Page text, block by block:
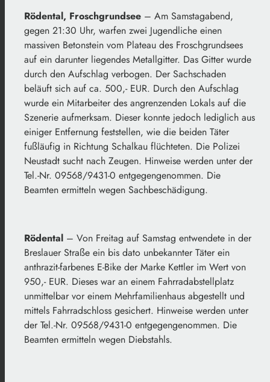
Rödental, Froschgrundsee – Am Samstagabend,
gegen 21:30 Uhr, warfen zwei Jugendliche einen
massiven Betonstein vom Plateau des Froschgrundsees
auf ein darunter liegendes Metallgitter. Das Gitter wurde
durch den Aufschlag verbogen. Der Sachschaden
beläuft sich auf ca. 500,- EUR. Durch den Aufschlag
wurde ein Mitarbeiter des angrenzenden Lokals auf die
Szenerie aufmerksam. Dieser konnte jedoch lediglich aus
einiger Entfernung feststellen, wie die beiden Täter
fußläufig in Richtung Schalkau flüchteten. Die Polizei
Neustadt sucht nach Zeugen. Hinweise werden unter der
Tel.-Nr. 09568/9431-0 entgegengenommen. Die
Beamten ermitteln wegen Sachbeschädigung.
Rödental – Von Freitag auf Samstag entwendete in der
Breslauer Straße ein bis dato unbekannter Täter ein
anthrazit-farbenes E-Bike der Marke Kettler im Wert von
950,- EUR. Dieses war an einem Fahrradabstellplatz
unmittelbar vor einem Mehrfamilienhaus abgestellt und
mittels Fahrradschloss gesichert. Hinweise werden unter
der Tel.-Nr. 09568/9431-0 entgegengenommen. Die
Beamten ermitteln wegen Diebstahls.